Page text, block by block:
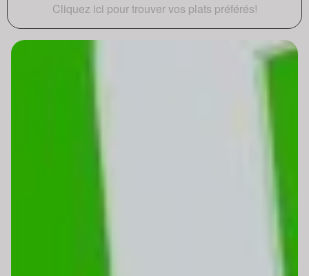
Cliquez ici pour trouver vos plats préférés!